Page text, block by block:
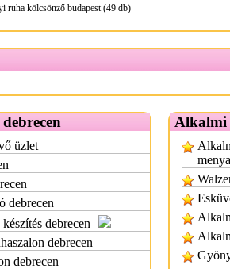
ruha kölcsönző budapest (49 db)
üzlet
debrecen
debrecen
debrecen
debrecen
Alkalmi